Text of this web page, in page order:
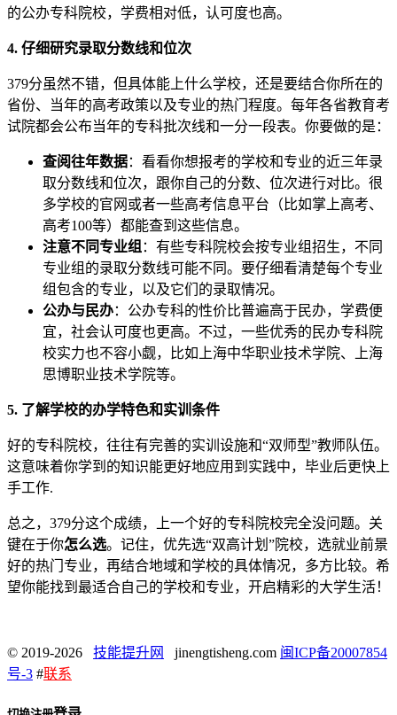
的公办专科院校，学费相对低，认可度也高。
4. 仔细研究录取分数线和位次
379分虽然不错，但具体能上什么学校，还是要结合你所在的
省份、当年的高考政策以及专业的热门程度。每年各省教育考
试院都会公布当年的专科批次线和一分一段表。你要做的是：
查阅往年数据：看看你想报考的学校和专业的近三年录
取分数线和位次，跟你自己的分数、位次进行对比。很
多学校的官网或者一些高考信息平台（比如掌上高考、
高考100等）都能查到这些信息。
注意不同专业组 ：有些专科院校会按专业组招生，不同
专业组的录取分数线可能不同。要仔细看清楚每个专业
组包含的专业，以及它们的录取情况。
公办与民办：公办专科的性价比普遍高于民办，学费便
宜，社会认可度也更高。不过，一些优秀的民办专科院
校实力也不容小觑，比如上海中华职业技术学院、上海
思博职业技术学院等。
5. 了解学校的办学特色和实训条件
好的专科院校，往往有完善的实训设施和“双师型”教师队伍。
这意味着你学到的知识能更好地应用到实践中，毕业后更快上
手工作.
总之，379分这个成绩，上一个好的专科院校完全没问题。关
键在于你怎么选。记住，优先选“双高计划”院校，选就业前景
好的热门专业，再结合地域和学校的具体情况，多方比较。希
望你能找到最适合自己的学校和专业，开启精彩的大学生活！
© 2019-2026 技能提升网 jinengtisheng.com 闽ICP备20007854
号-3 #联系